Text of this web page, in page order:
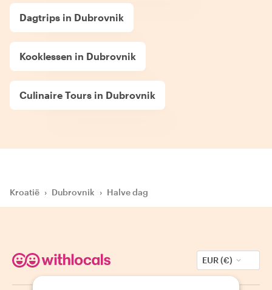
Dagtrips in Dubrovnik
Kooklessen in Dubrovnik
Culinaire Tours in Dubrovnik
Kroatië › Dubrovnik › Halve dag
EUR (€)